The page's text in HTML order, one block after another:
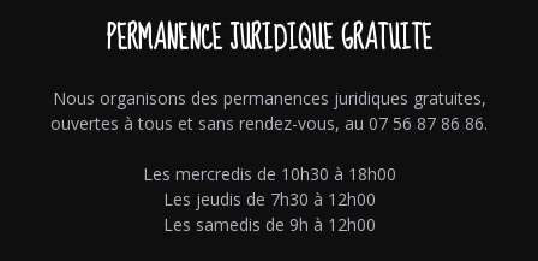
PERMANENCE JURIDIQUE GRATUITE
Nous organisons des permanences juridiques gratuites,
ouvertes à tous et sans rendez-vous, au 07 56 87 86 86.
Les mercredis de 10h30 à 18h00
Les jeudis de 7h30 à 12h00
Les samedis de 9h à 12h00